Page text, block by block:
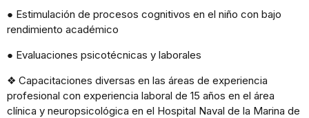
● Estimulación de procesos cognitivos en el niño con bajo
rendimiento académico
● Evaluaciones psicotécnicas y laborales
❖ Capacitaciones diversas en las áreas de experiencia
profesional con experiencia laboral de 15 años en el área
clínica y neuropsicológica en el Hospital Naval de la Marina de